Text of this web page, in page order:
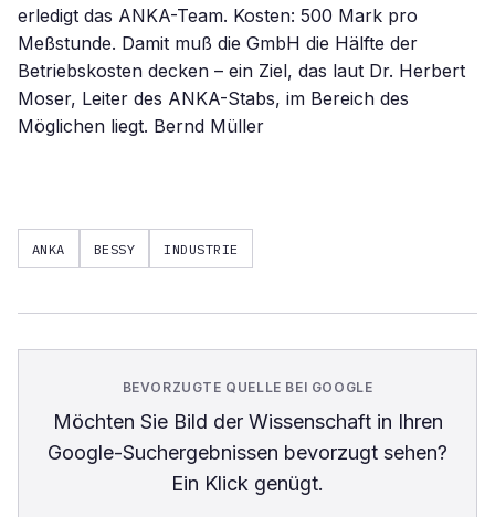
erledigt das ANKA-Team. Kosten: 500 Mark pro
Meßstunde. Damit muß die GmbH die Hälfte der
Betriebskosten decken – ein Ziel, das laut Dr. Herbert
Moser, Leiter des ANKA-Stabs, im Bereich des
Möglichen liegt. Bernd Müller
ANKA BESSY INDUSTRIE
BEVORZUGTE QUELLE BEI GOOGLE
Möchten Sie Bild der Wissenschaftin Ihren
Google-Suchergebnissen bevorzugt sehen?
Ein Klick genügt.